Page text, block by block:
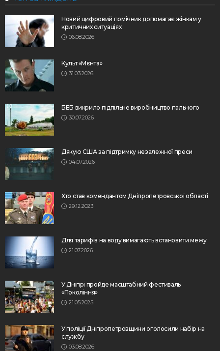
Новий цифровий помічник допомагає жінкам у
критичних ситуаціях
06.08.2026
Культ «Мєнта»
31.03.2026
БЕБ викрило підпільне виробництво пального
30.07.2026
Дякую США за підтримку незалежної преси
04.07.2026
Хто став комендантом Дніпропетровської області
29.12.2023
Для тарифів на воду вимагають встановити межу
21.07.2026
У Дніпрі пройде масштабний фестиваль
«Покоління»
21.05.2025
У поліції Дніпропетровщини оголосили набір на
службу
03.08.2026